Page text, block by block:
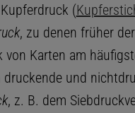
(
, zu denen früher
von Karten am
und
, z. B. dem